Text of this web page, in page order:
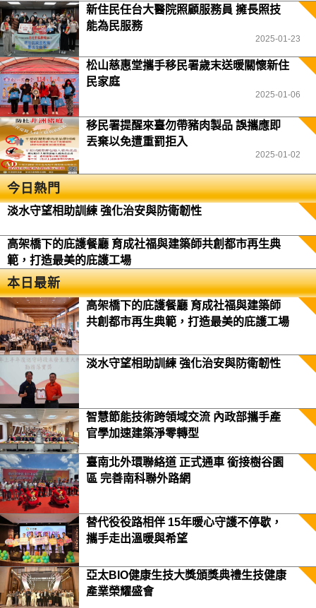
新住民任台大醫院照顧服務員 擁長照技
能為民服務
2025-01-23
松山慈惠堂攜手移民署歲末送暖關懷新住
民家庭
2025-01-06
移民署提醒來臺勿帶豬肉製品 誤攜應即
丟棄以免遭重罰拒入
2025-01-02
今日熱門
淡水守望相助訓練 強化治安與防衛韌性
高架橋下的庇護餐廳 育成社福與建築師共創都市再生典
範，打造最美的庇護工場
本日最新
高架橋下的庇護餐廳 育成社福與建築師
共創都市再生典範，打造最美的庇護工場
淡水守望相助訓練 強化治安與防衛韌性
智慧節能技術跨領域交流 內政部攜手產
官學加速建築淨零轉型
臺南北外環聯絡道 正式通車 銜接樹谷園
區 完善南科聯外路網
替代役役路相伴 15年暖心守護不停歇，
攜手走出溫暖與希望
亞太BIO健康生技大獎頒獎典禮生技健康
產業榮耀盛會